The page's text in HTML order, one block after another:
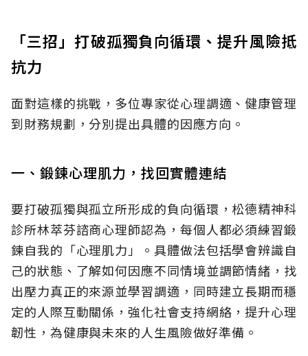
「三招」打破孤獨負向循環、提升風險抵
抗力
面對這樣的挑戰，多位專家從心理調適、健康管理
到財務規劃，分別提出具體的因應方向。
一、鍛鍊心理肌力，找回實體連結
要打破孤獨與孤立所形成的負向循環，松德精神科
診所林萃芬諮商心理師認為，每個人都必須練習鍛
鍊自我的「心理肌力」。具體做法包括學會辨識自
己的狀態、了解如何因應不同情境並調節情緒，找
出壓力真正的來源並學習調適，同時建立長期而穩
定的人際互動關係，強化社會支持網絡，提升心理
韌性，為健康與未來的人生風險做好準備。